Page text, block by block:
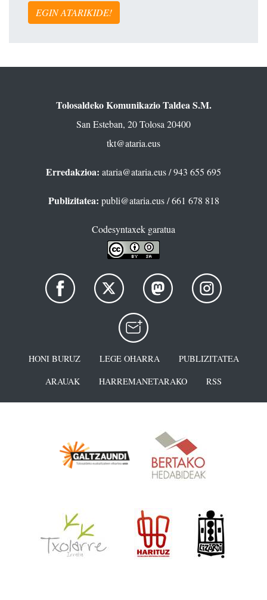
EGIN ATARIKIDE!
Tolosaldeko Komunikazio Taldea S.M.
San Esteban, 20 Tolosa 20400
tkt@ataria.eus
Erredakzioa: ataria@ataria.eus/ 943 655 695
Publizitatea: publi@ataria.eus/ 661 678 818
Codesyntaxek garatua
HONI BURUZ LEGE OHARRA
PUBLIZITATEA
ARAUAK
HARREMANETARAKO RSS